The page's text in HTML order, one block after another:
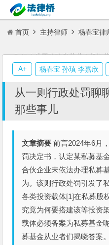
首页 主持律师 杨春宝律
一则行政处罚聊聊私募基金投资
从一则行政处罚聊
那些事儿
文章摘要 前言2024年6月
罚决定书，认定某私募基
合伙企业未依法办理私募
为。该则行政处罚引发了
各类投资载体[1]在私募股
究竟为何要搭建该等投资
载体必须备案为私募基金
募基金从业者们揭晓答案
杨春宝 孙瑱 李嘉欣
A+